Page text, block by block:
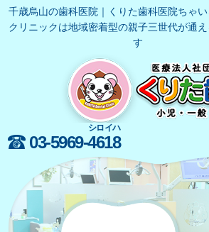
千歳烏山の歯科医院｜くりた歯科医院ちゃ
クリニックは地域密着型の親子三世代が通
す
03-5969-4618
シロイハ